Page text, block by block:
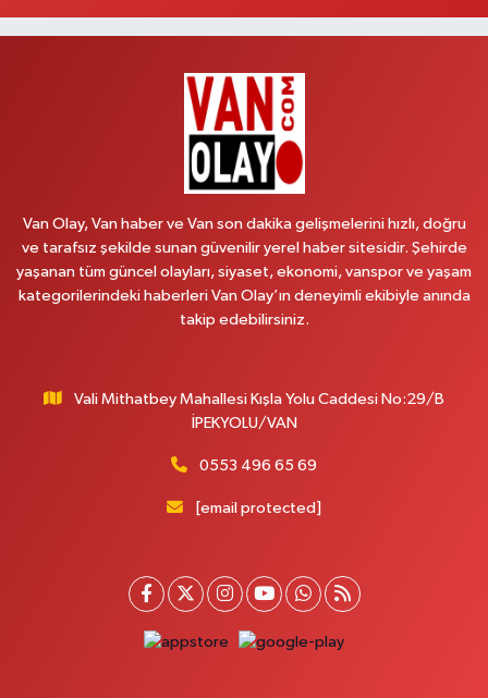
HEKİM HASTANESİ ACİL KARŞISI
Yol Tarifi Al
MAHMUDİYE MAH.ATATÜRK CAD.NO:17B
0 (531) 621 69 65 Yol Tarifi Al
Onay Eczanesi
Yenı Derman Eczanesi
Akdamar Hastanesi Acil yanı. İpekyolu. Hatuniye mahallesi terzioğlu, Eski
Yol Tarifi Al
Hayat Eczanesi
Kışla Mah.Çınarlı Cad.1038 Sk.No:93 3-4
0 (432) 354 37 36 Yol Tarifi Al
Van Olay, Van haber ve Van son dakika gelişmelerini hızlı, doğru
ve tarafsız şekilde sunan güvenilir yerel haber sitesidir. Şehirde
yaşanan tüm güncel olayları, siyaset, ekonomi, vanspor ve yaşam
kategorilerindeki haberleri Van Olay’ın deneyimli ekibiyle anında
takip edebilirsiniz.
Vali Mithatbey Mahallesi Kışla Yolu Caddesi No:29/B
İPEKYOLU/VAN
0553 496 65 69
[email protected]